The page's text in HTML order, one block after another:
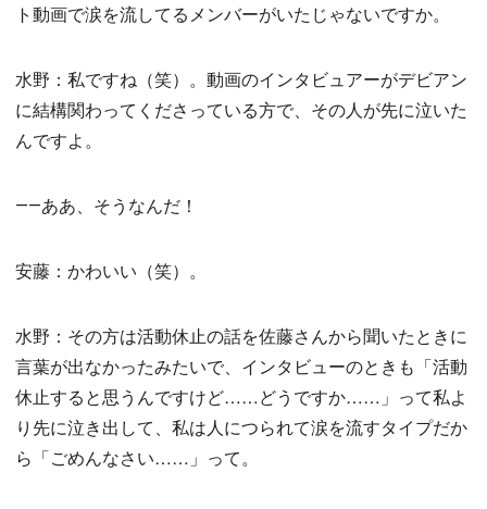
ト動画で涙を流してるメンバーがいたじゃないですか。
水野：私ですね（笑）。動画のインタビュアーがデビアン
に結構関わってくださっている方で、その人が先に泣いた
んですよ。
――ああ、そうなんだ！
安藤：かわいい（笑）。
水野：その方は活動休止の話を佐藤さんから聞いたときに
言葉が出なかったみたいで、インタビューのときも「活動
休止すると思うんですけど……どうですか……」って私よ
り先に泣き出して、私は人につられて涙を流すタイプだか
ら「ごめんなさい……」って。